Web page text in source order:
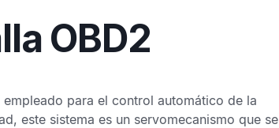
OBD2
para el control automático de la
este sistema es un servomecanismo que se